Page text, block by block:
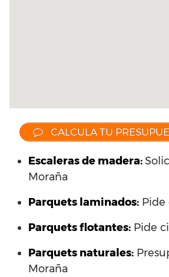
CALCULA TU
Escaleras de madera:
Moraña
Parquets laminados: Pide
Parquets flotantes: Pide
Parquets naturales:
Moraña